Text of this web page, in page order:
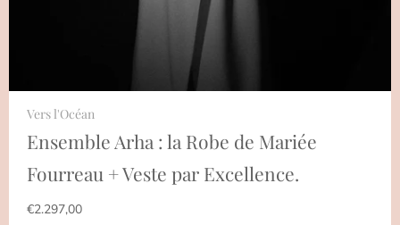
Vers l'Océan
Ensemble Arha : la Robe de Mariée
Fourreau + Veste par Excellence.
€2.297,00